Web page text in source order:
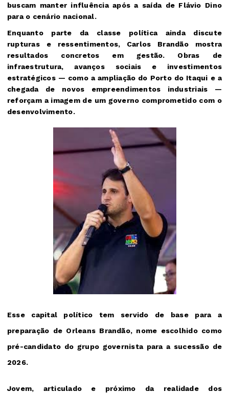
buscam manter influência após a saída de Flávio Dino
para o cenário nacional.
Enquanto parte da classe política ainda discute
rupturas e ressentimentos, Carlos Brandão mostra
resultados concretos em gestão. Obras de
infraestrutura, avanços sociais e investimentos
estratégicos — como a ampliação do Porto do Itaqui e a
chegada de novos empreendimentos industriais —
reforçam a imagem de um governo comprometido com o
desenvolvimento.
Esse capital político tem servido de base para a
preparação de Orleans Brandão, nome escolhido como
pré-candidato do grupo governista para a sucessão de
2026.
Jovem, articulado e próximo da realidade dos